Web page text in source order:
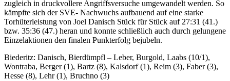
zugleich in druckvollere Angriffsversuche umgewandelt werden. So
kämpfte sich der SVE- Nachwuchs aufbauend auf eine starke
Torhüterleistung von Joel Danisch Stück für Stück auf 27:31 (41.)
bzw. 35:36 (47.) heran und konnte schließlich auch durch gelungene
Einzelaktionen den finalen Punkterfolg bejubeln.
Biederitz: Danisch, Bierdümpfl – Leber, Burgold, Laabs (10/1),
Wontraba, Berger (1), Bartz (8), Kalsdorf (1), Reim (3), Faber (3),
Hesse (8), Lehr (1), Bruchno (3)